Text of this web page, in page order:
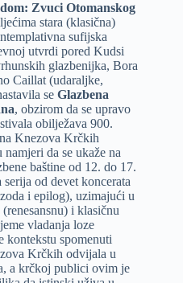
Zvuci Otomanskog
stara (klasična)
sufijska
utvrdi pored Kudsi
glazbenijka, Bora
Caillat (udaraljke,
se Glazbena
, obzirom da se upravo
obilježava 900.
Knezova Krčkih
da se ukaže na
baštine od 12. do 17.
od devet koncerata
i epilog), uzimajući u
i klasičnu
vladanja loze
kontekstu spomenuti
Krčkih odvijala u
a krčkoj publici ovim je